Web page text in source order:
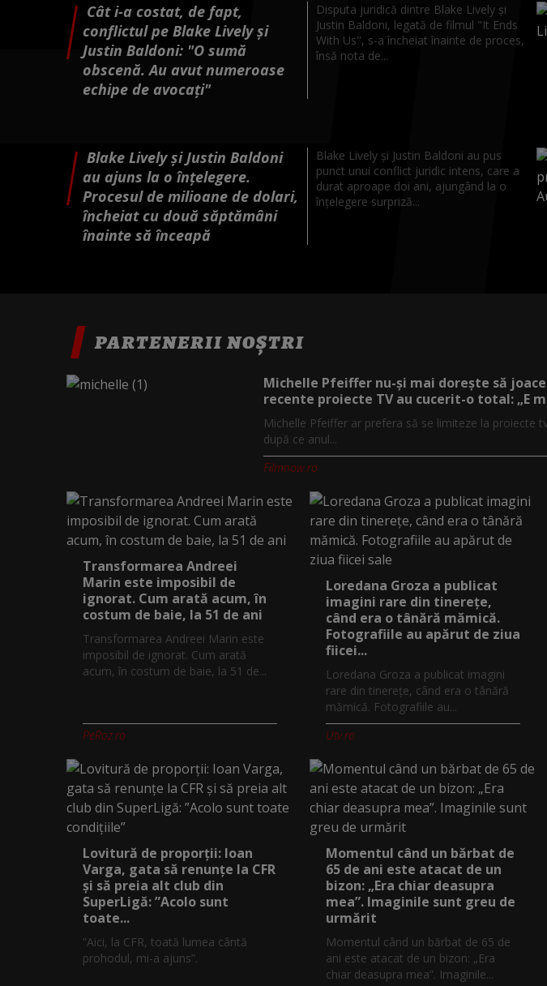
Cât i-a costat, de fapt,
conflictul pe Blake Lively și
Justin Baldoni: "O sumă
obscenă. Au avut numeroase
echipe de avocați"
Disputa juridică dintre Blake Lively și
Justin Baldoni, legată de filmul "It Ends
With Us", s-a încheiat înainte de proces,
însă nota de...
Blake Lively și Justin Baldoni
au ajuns la o înțelegere.
Procesul de milioane de dolari,
încheiat cu două săptămâni
înainte să înceapă
Blake Lively și Justin Baldoni au pus
punct unui conflict juridic intens, care a
durat aproape doi ani, ajungând la o
înțelegere surpriză...
PARTENERII NOȘTRI
Michelle Pfeiffer nu-și mai dorește să
recente proiecte TV au cucerit-o total: „E
Michelle Pfeiffer ar prefera să se limiteze la proiecte
după ce anul...
Filmnow.ro
Transformarea Andreei
Marin este imposibil de
ignorat. Cum arată acum, în
costum de baie, la 51 de ani
Transformarea Andreei Marin este
imposibil de ignorat. Cum arată
acum, în costum de baie, la 51 de...
PeRoz.ro
Loredana Groza a publicat
imagini rare din tinerețe,
când era o tânără mămică.
Fotografiile au apărut de ziua
fiicei...
Loredana Groza a publicat imagini
rare din tinerețe, când era o tânără
mămică. Fotografiile au...
Utv.ro
Lovitură de proporții: Ioan
Varga, gata să renunțe la CFR
și să preia alt club din
SuperLigă: ”Acolo sunt
toate...
”Aici, la CFR, toată lumea cântă
prohodul, mi-a ajuns”.
Momentul când un bărbat de
65 de ani este atacat de un
bizon: „Era chiar deasupra
mea”. Imaginile sunt greu de
urmărit
Momentul când un bărbat de 65 de
ani este atacat de un bizon: „Era
chiar deasupra mea”. Imaginile...